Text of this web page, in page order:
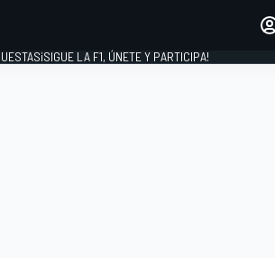
¡SIGUE LA F1, ÚNETE Y PARTICIPA!